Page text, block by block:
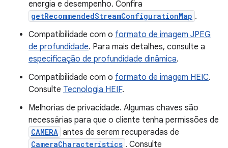
energia e desempenho. Confira
getRecommendedStreamConfigurationMap .
Compatibilidade com o formato de imagem JPEG
de profundidade. Para mais detalhes, consulte a
especificação de profundidade dinâmica.
Compatibilidade com o formato de imagem HEIC.
Consulte Tecnologia HEIF.
Melhorias de privacidade. Algumas chaves são
necessárias para que o cliente tenha permissões de
CAMERA antes de serem recuperadas de
CameraCharacteristics . Consulte